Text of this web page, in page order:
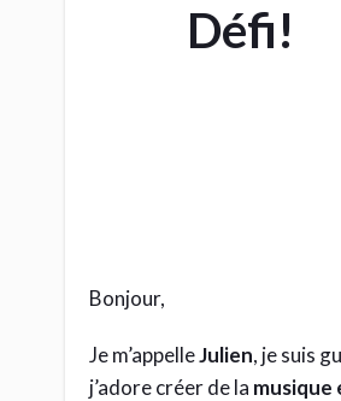
Défi!
Bonjour,
Je m’appelleJulien, je suis
j’adore créer de la musique